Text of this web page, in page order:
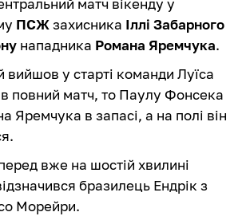
матч вікенду у
ПСЖзахисника Іллі Забарного
нападника Романа Яремчука.
у старті команди Луїса
повний матч, то Паулу Фонсека
Яремчука в запасі, а на полі він
вже на шостій хвилині
бразилець Ендрік з
Морейри.